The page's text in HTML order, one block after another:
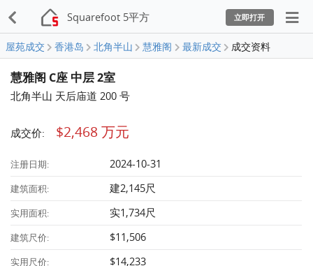
Squarefoot 5平方 立即打开
屋苑成交 香港岛 北角半山 慧雅阁 最新成交 成交资料
慧雅阁 C座 中层 2室
北角半山 天后庙道 200 号
成交价: $2,468 万元
注册日期: 2024-10-31
建筑面积: 建2,145尺
实用面积: 实1,734尺
建筑尺价: $11,506
实用尺价: $14,233